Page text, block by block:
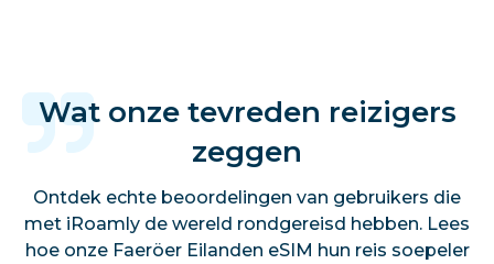
Wat onze tevreden reizigers
zeggen
Ontdek echte beoordelingen van gebruikers die
met iRoamly de wereld rondgereisd hebben. Lees
hoe onze Faeröer Eilanden eSIM hun reis soepeler